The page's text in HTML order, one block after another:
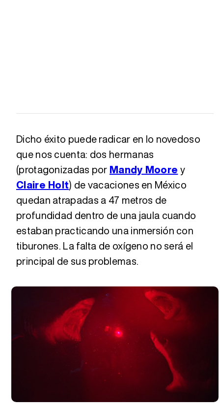
Dicho éxito puede radicar en lo novedoso
que nos cuenta: dos hermanas
(protagonizadas por Mandy Moore y
Claire Holt) de vacaciones en México
quedan atrapadas a 47 metros de
profundidad dentro de una jaula cuando
estaban practicando una inmersión con
tiburones. La falta de oxígeno no será el
principal de sus problemas.